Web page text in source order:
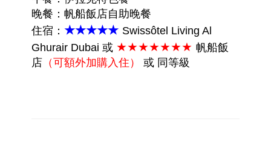
晚餐：帆船飯店自助晚餐
住宿：★★★★★ Swissôtel Living Al
Ghurair Dubai或 ★★★★★★★帆船飯
店 （可額外加購入住）或 同等級